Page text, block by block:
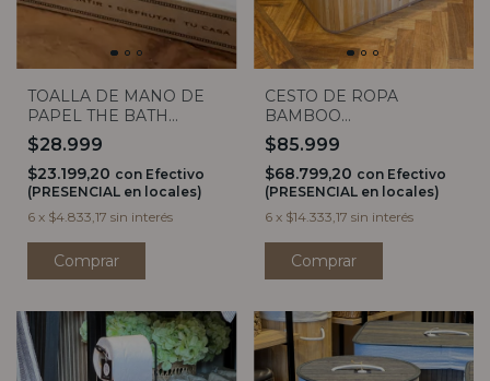
TOALLA DE MANO DE
PAPEL THE BATH
AFFAIRE X20
$28.999
$23.199,20 con Efectivo
(PRESENCIAL en locales)
6 x $4.833,17 sin interés
CESTO DE ROPA
BAMBOO
RECTANGULAR DOBLE
CON TAPA
$85.999
$68.799,20 con Efectivo
(PRESENCIAL en locales)
6 x $14.333,17 sin interés